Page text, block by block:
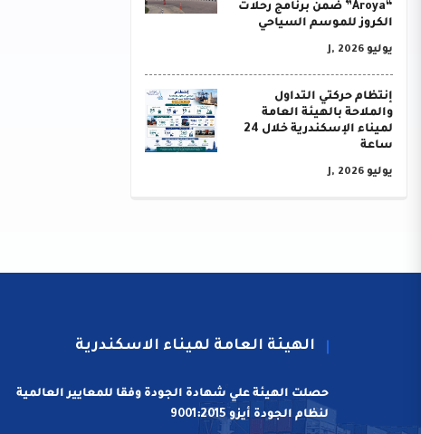
“Aroya” ضمن برنامج رحلات
الكروز للموسم السياحي
يوليو J, 2026
إنتظام حركتي التداول
والملاحة بالهيئة العامة
لميناء الإسكندرية خلال 24
ساعة
يوليو J, 2026
الهيئة العامة لميناء الاسكندرية
حصلت الهيئة علي شهادة الجودة وفقا للمعايير العالمية
لنظام الجودة أيزو 9001:2015